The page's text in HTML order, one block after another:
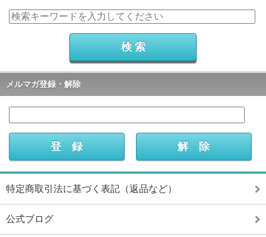
メルマガ登録・解除
特定商取引法に基づく表記（返品など）
公式ブログ